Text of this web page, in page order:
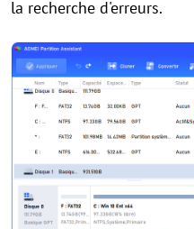
la recherche d'erreurs.